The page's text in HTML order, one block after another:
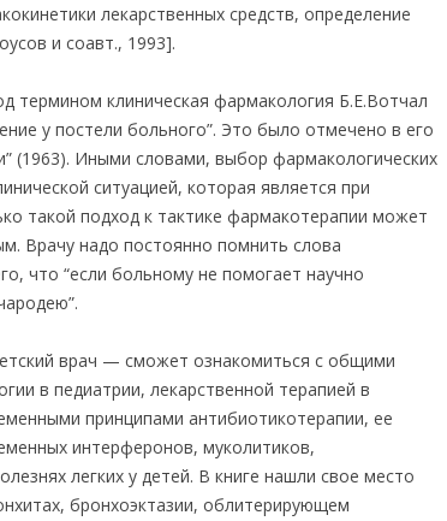
лекарственных средств, определение
и соавт., 1993].
термином клиническая фармакология Б.Е.Вотчал
у постели больного”. Это было отмечено в его
(1963). Иными словами, выбор фармакологических
ситуацией, которая является при
такой подход к тактике фармакотерапии может
Врачу надо постоянно помнить слова
что “если больному не помогает научно
врач — сможет ознакомиться с общими
в педиатрии, лекарственной терапией в
принципами антибиотикотерапии, ее
интерферонов, муколитиков,
легких у детей. В книге нашли свое место
бронхоэктазии, облитерирующем